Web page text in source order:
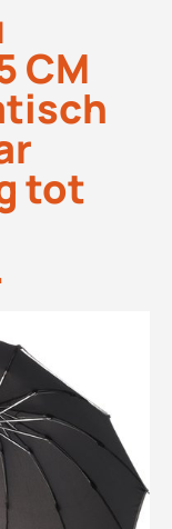
CM
tot